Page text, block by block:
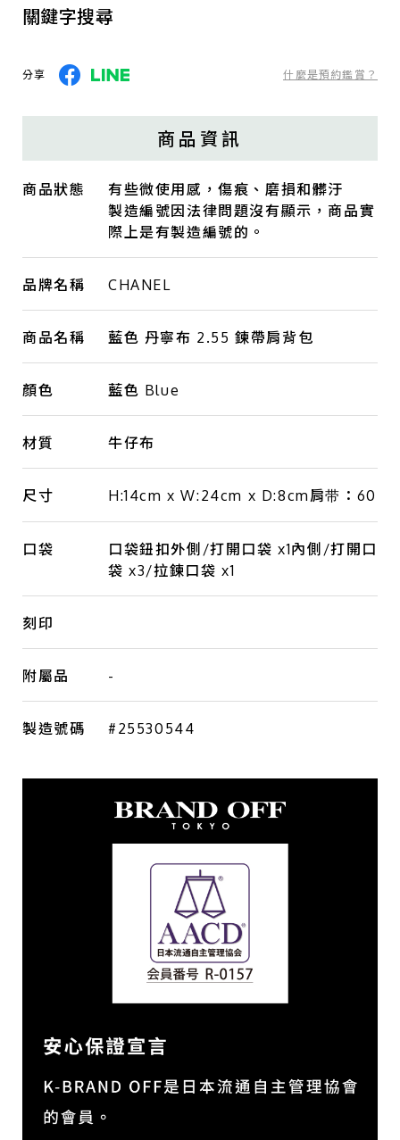
關鍵字搜尋
分享 什麼是預約鑑賞？
商品資訊
商品狀態
有些微使用感，傷痕、磨損和髒汙
製造編號因法律問題沒有顯示，商品實
際上是有製造編號的。
品牌名稱 CHANEL
商品名稱 藍色 丹寧布 2.55 鍊帶肩背包
顏色 藍色 Blue
材質 牛仔布
尺寸 H:14cm x W:24cm x D:8cm肩带：60
口袋
口袋鈕扣外側/打開口袋 x1內側/打開口
袋 x3/拉鍊口袋 x1
刻印
附屬品 -
製造號碼 #25530544